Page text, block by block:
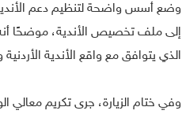
وضع أسس واضحة لتنظيم دعم الأندية
إلى ملف تخصيص الأندية، موضحًا أنه
الذي يتوافق مع واقع الأندية الأردنية
وفي ختام الزيارة، جرى تكريم معالي